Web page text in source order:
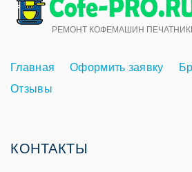
РЕМОНТ КОФЕМАШИН
Главная Оформить заявку
Отзывы
КОНТАКТЫ